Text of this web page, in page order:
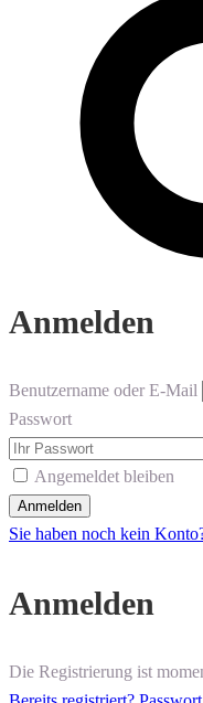
Anmelden
Benutzername oder E-Mail
Passwort
Angemeldet bleiben
Sie haben noch kein
Anmelden
Die Registrierung ist